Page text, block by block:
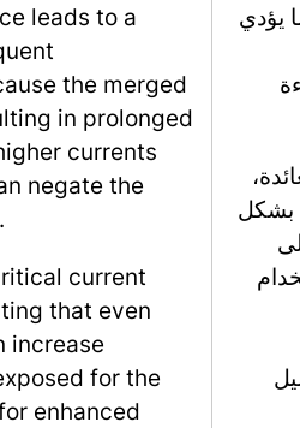
يؤدي
بشكل
leads to a
the merged
in prolonged
currents
negate the
current
that even
increase
for the
enhanced